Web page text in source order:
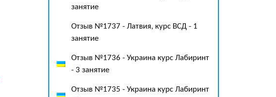
занятие
Отзыв №1737 - Латвия, курс ВСД - 1
занятие
Отзыв №1736 - Украина курс Лабиринт
- 3 занятие
Отзыв №1735 - Украина курс Лабиринт